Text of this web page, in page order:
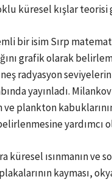
küresel kışlar
bir isim Sırp
grafik olarak
radyasyon
yayınladı.
plankton
yardımcı
küresel ısınmanın
kayması,